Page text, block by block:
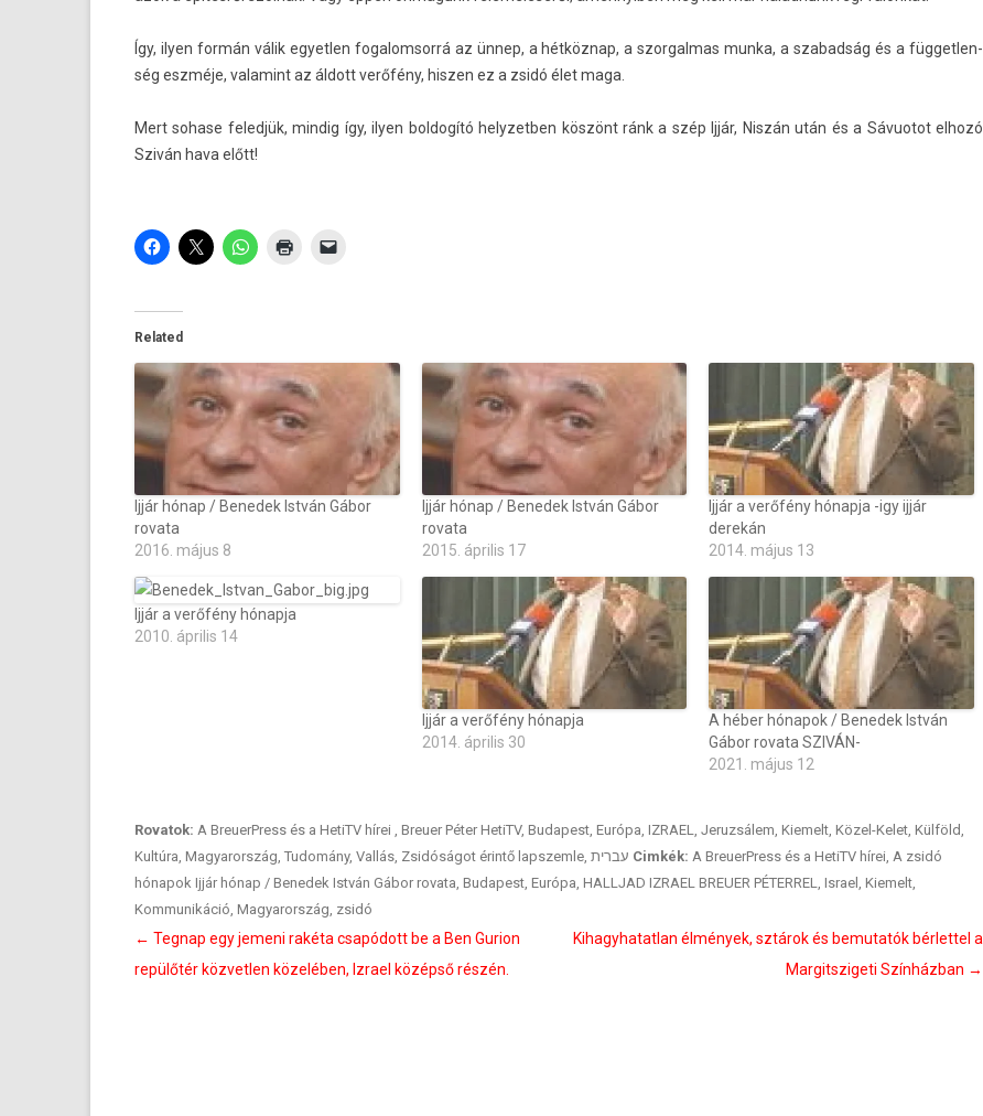
Így, ilyen formán válik egyetl­en fogalom­sorrá az ünnep, a hétköznap, a szor­galmas munka, a szabad­ság és a füg­getlen­
ség eszméje, valamint az áldott verőfény, hisz­en ez a zsidó élet maga.
Mert sohase feled­jük, min­dig így, ilyen bol­dogító helyzetb­en köszönt ránk a szép Ijjár, Niszán után és a Sávuotot elhozó
Sziván hava előtt!
Related
Ijjár hónap / Benedek István Gábor
rovata
2016. május 8
Ijjár hónap / Benedek István Gábor
rovata
2015. április 17
Ijjár a verőfény hónapja -igy ijjár
derekán
2014. május 13
Ijjár a verőfény hónapja
2010. április 14
Ijjár a verőfény hónapja
2014. április 30
A héber hónapok / Benedek István
Gábor rovata SZIVÁN-
2021. május 12
Rovatok: A BreuerPress és a HetiTV hírei , Breuer Péter HetiTV, Budapest, Európa, IZRAEL, Jeruzsálem, Kiemelt, Közel-Kelet, Külföld,
Kultúra, Magyarország, Tudomány, Vallás, Zsidóságot érintő lapszemle, עברית Cimkék: A BreuerPress és a HetiTV hírei, A zsidó
hónapok Ijjár hónap / Benedek István Gábor rovata, Budapest, Európa, HALLJAD IZRAEL BREUER PÉTERREL, Israel , Kiemelt,
Kommunikáció, Magyarország, zsidó
Bejegyzés
navigáció
← Tegnap egy jemeni rakéta csapódott be a Ben Gurion
repülőtér közvetlen közelében, Izrael középső részén.
Kihagyhatatlan élmények, sztárok és bemutatók bérlettel a
Margitszigeti Színházban →